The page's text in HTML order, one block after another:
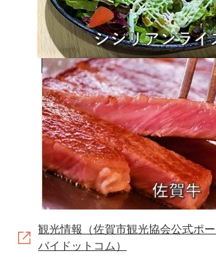
観光情報（佐賀市観光協会公式ポ
バイドットコム）